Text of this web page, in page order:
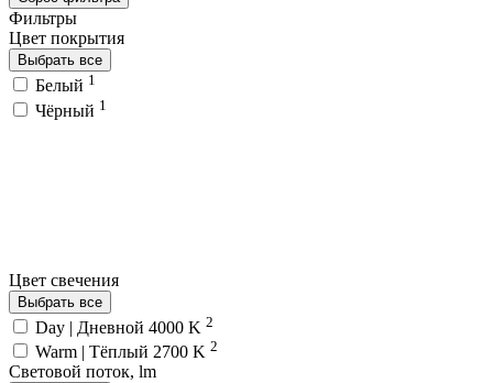
Фильтры
Цвет покрытия
Выбрать все
Белый 1
Чёрный 1
Цвет свечения
Выбрать все
Day | Дневной 4000 K 2
Warm | Тёплый 2700 K 2
Световой поток, lm